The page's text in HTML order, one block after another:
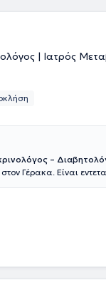
| Ιατρός
–
Γέρακα. Είναι